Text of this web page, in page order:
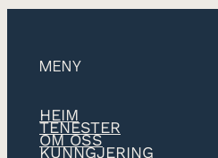
MENY
HEIM
TENESTER
OM OSS
KUNNGJERING